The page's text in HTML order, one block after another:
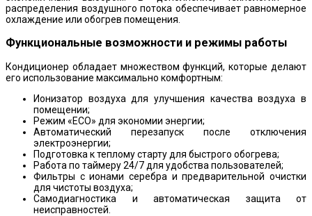
распределения воздушного потока обеспечивает равномерное
охлаждение или обогрев помещения.
Функциональные возможности и режимы работы
Кондиционер обладает множеством функций, которые делают
его использование максимально комфортным:
Ионизатор воздуха для улучшения качества воздуха в
помещении;
Режим «ECO» для экономии энергии;
Автоматический перезапуск после отключения
электроэнергии;
Подготовка к теплому старту для быстрого обогрева;
Работа по таймеру 24/7 для удобства пользователей;
Фильтры с ионами серебра и предварительной очистки
для чистоты воздуха;
Самодиагностика и автоматическая защита от
неисправностей.